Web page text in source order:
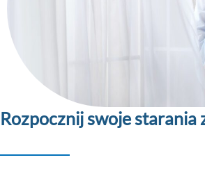
Rozpocznij swoje starania